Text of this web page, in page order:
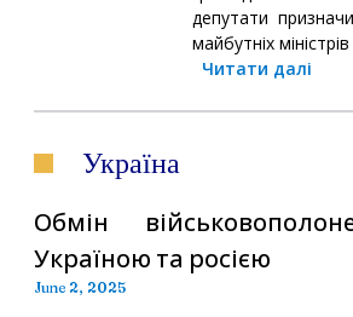
депутати
майбутніх
Читати далі
Україна
Обмін
Україною та росією
June 2, 2025